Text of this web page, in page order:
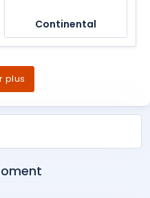
Continental
plus